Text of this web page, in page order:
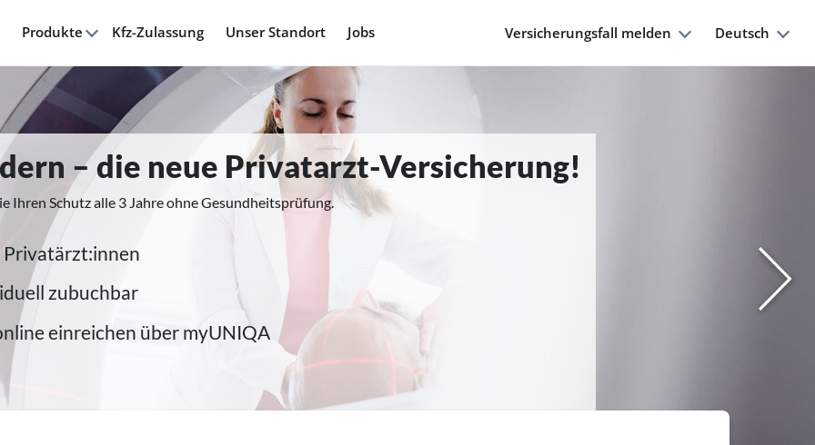
Produkte Kfz-Zulassung Unser Standort Jobs Versicherungsfall melden Deutsch
– die neue Privatarzt-Versicherung!
Ihren Schutz alle 3 Jahre ohne Gesundheitsprüfung.
Privatärzt:innen
zubuchbar
einreichen über myUNIQA